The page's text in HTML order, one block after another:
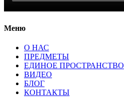
Меню
О НАС
ПРЕДМЕТЫ
ЕДИНОЕ ПРОСТРАНСТВО
ВИДЕО
БЛОГ
КОНТАКТЫ